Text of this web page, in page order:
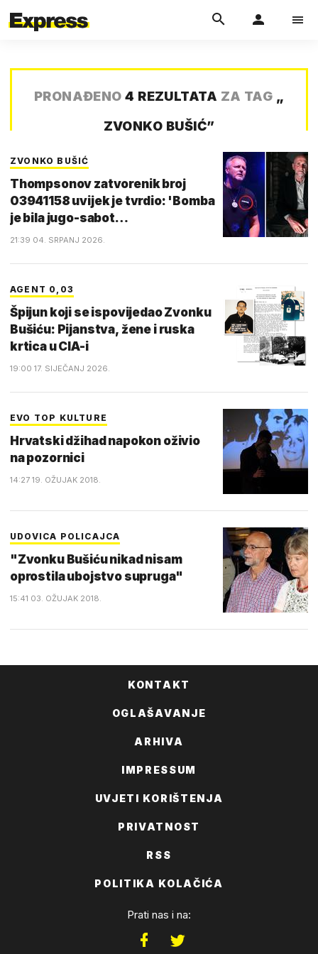
PRONAĐENO 4 REZULTATA ZA TAG „
ZVONKO BUŠIĆ”
ZVONKO BUŠIĆ
Thompsonov zatvorenik broj
03941158 uvijek je tvrdio: 'Bomba
je bila jugo-sabot…
21:39 04. SRPANJ 2026.
AGENT 0,03
Špijun koji se ispovijedao Zvonku
Bušiću: Pijanstva, žene i ruska
krtica u CIA-i
19:00 17. SIJEČANJ 2026.
EVO TOP KULTURE
Hrvatski džihad napokon oživio
na pozornici
14:27 19. OŽUJAK 2018.
UDOVICA POLICAJCA
"Zvonku Bušiću nikad nisam
oprostila ubojstvo supruga"
15:41 03. OŽUJAK 2018.
KONTAKT
OGLAŠAVANJE
ARHIVA
IMPRESSUM
UVJETI KORIŠTENJA
PRIVATNOST
RSS
POLITIKA KOLAČIĆA
Prati nas i na: